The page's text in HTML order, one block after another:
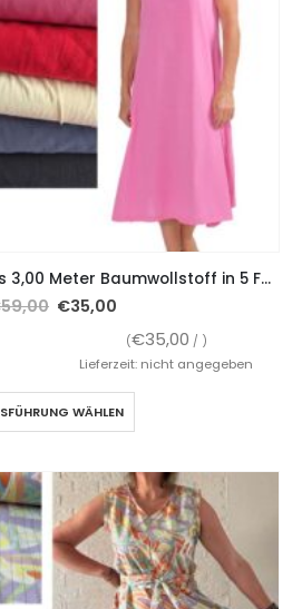
Papierschnitt Avin plus 3,00 Meter Baumwollstoff in 5 Farben
59,00 €35,00
(€35,00 / )
Lieferzeit: nicht angegeben
WÄHLEN